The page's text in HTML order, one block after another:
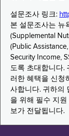
설문조사 링크:
본 설문조사는 뉴
(Supplemental
(Public
Security Income,
도록 초대합니다.
러한 혜택을 신청
사합니다. 귀하의
을 위해 필수 지
보가 전달됩니다.